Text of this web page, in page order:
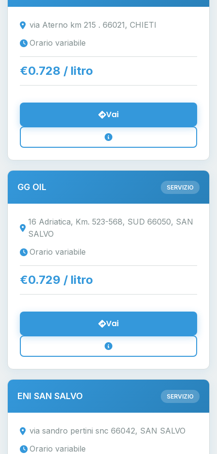
via Aterno km 215 . 66021, CHIETI
Orario variabile
€0.728 / litro
Vai
GG OIL SERVIZIO
16 Adriatica, Km. 523-568, SUD 66050, SAN
SALVO
Orario variabile
€0.729 / litro
Vai
ENI SAN SALVO SERVIZIO
via sandro pertini snc 66042, SAN SALVO
Orario variabile